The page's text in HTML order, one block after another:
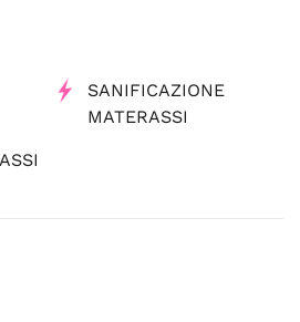
SANIFICAZIONE
MATERASSI